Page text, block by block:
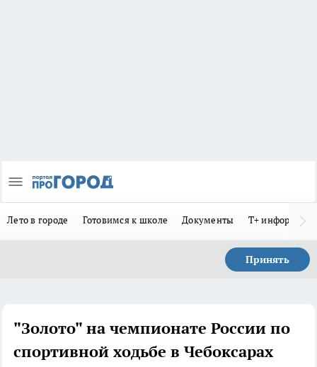
Лето в городе Готовимся к школе Документы Т+
Принять
"Золото" на чемпионате России по
спортивной ходьбе в Чебоксарах